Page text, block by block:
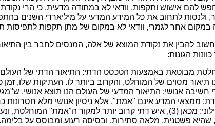
להם אישוש ותקפות, וודאי לא במתודה מדעית, כי הרי
אחר לגמרי, וודאי לא במקום של מתן תקפות לתפיסות
להבין את נקודת המוצא של אלה, המנסים לחבר בין
הגונות:
מבוטאת באמצעות הטכסט הדתי: התיאור הדתי של
מסוים של המוחלט, והקרוב ביותר לו. העתיקות שלו, זמן
4. דתי נעלה מחילוני: מכאן (3), איש דתי קרוב יותר למקור
פשטנית, מלאה סתירות, ובסיסה רעוע ומבוסס על בלימה.